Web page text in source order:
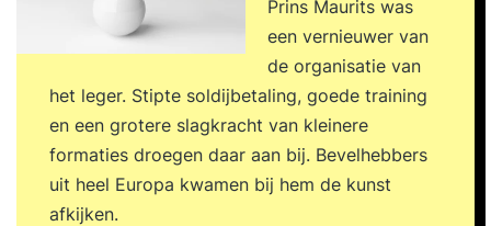
Prins Maurits was
een vernieuwer van
de organisatie van
het leger. Stipte soldijbetaling, goede training
en een grotere slagkracht van kleinere
formaties droegen daar aan bij. Bevelhebbers
uit heel Europa kwamen bij hem de kunst
afkijken.